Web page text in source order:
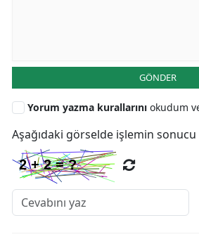
GÖNDER
Yorum yazma kurallarını okudum
Aşağıdaki görselde işlemin sonucu